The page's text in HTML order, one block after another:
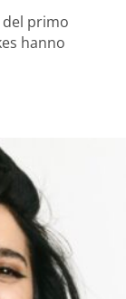
primo
hanno